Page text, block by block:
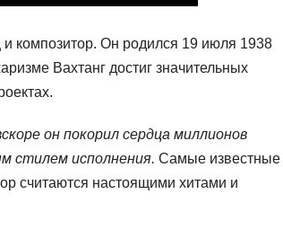
композитор. Он родился 19 июля 1938
Вахтанг достиг значительных
он покорил сердца миллионов
стилем исполнения. Самые известные
считаются настоящими хитами и